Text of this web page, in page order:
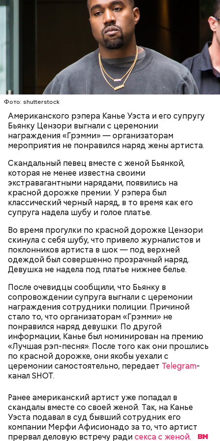
Фото: shutterstock
Американского рэпера Канье Уэста и его супругу
Бьянку Цензори выгнали с церемонии
награждения «Грэмми» — организаторам
мероприятия не понравился наряд жены артиста.
Скандальный певец вместе с женой Бьянкой,
которая не менее известна своими
экстравагантными нарядами, появились на
красной дорожке премии. У рэпера был
классический черный наряд, в то время как его
супруга надела шубу и голое платье.
Во время прогулки по красной дорожке Цензори
скинула с себя шубу, что привело журналистов и
поклонников артиста в шок — под верхней
одеждой был совершенно прозрачный наряд.
Девушка не надела под платье нижнее белье.
После очевидцы сообщили, что Бьянку в
сопровождении супруга выгнали с церемонии
награждения сотрудники полиции. Причиной
стало то, что организаторам «Грэмми» не
понравился наряд девушки. По другой
информации, Канье был номинирован на премию
«Лучшая рэп-песня». После того как они прошлись
по красной дорожке, они якобы уехали с
церемонии самостоятельно, передает Telegram-
канал SHOT.
Ранее американский артист уже попадал в
скандалы вместе со своей женой. Так, на Канье
Уэста подавал в суд бывший сотрудник его
компании Мерфи Афисионадо за то, что артист
прервал деловую встречу радисекса с женой.
Оливковое масло — 50 мл.
Яблочный уксус — 2 ст. ложки.
Тархун — 1 веточка.
Чеснок — 2 зубчика.
Сахар — 1 ст. ложка.
Нужно в течение 10 минут обжарить
перцы на мангале с раскаленными углями. Красный
лук нарезать кольцами и подпечь с двух сторон.
Кабачок и баклажан нарезать крупными кольцами,
приправить солью и выложить на мангал к перцам.
200 граммов сливочного масла;
1 стакан сахара;
10 граммов ванильного сахара;
1/4 чайной ложки соли;
Способ приготовления
Сливочное масло необходимо немного
добавить ванильный сахар и соль. Все эти
ингредиенты нужно взбивать миксером
примерно три минуты, пока масло не
побелеет.
Далее по одному следует добавлять в готовую
массу яйца, после чего нужно получившееся
тесто вновь взбить.
Если технология соблюдается правильно, то
должен получиться воздушный кремовый
сгусток цвета слоновой кости.
Затем в тесто нужно включить цедру
апельсина и, помешивая массу, вливать в нее
цитрусовый сок.
В отдельной посуде нужно смешать муку с
разрыхлителем, а потом эти компоненты
следует объединить с ранее полученной
масляной основой.
После объединения и тщательного «микса»
этих ингредиентов, необходимо добавлять
изюм, цукаты, которые вы пожелаете, и снова
взбить. Но не миксером, а ложкой или
кухонной лопаткой, чтобы не измельчить
сухофрукты.
Тесто сразу можно выпекать, ему не нужна
расстойка, предупредил шеф-повар: